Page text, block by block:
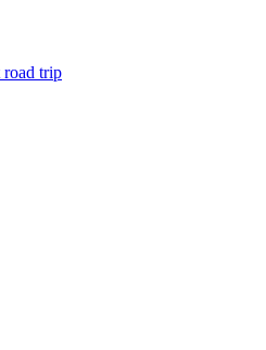
road trip